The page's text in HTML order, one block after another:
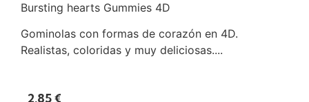
Bursting hearts Gummies 4D
Gominolas con formas de corazón en 4D.
Realistas, coloridas y muy deliciosas....
2,85€